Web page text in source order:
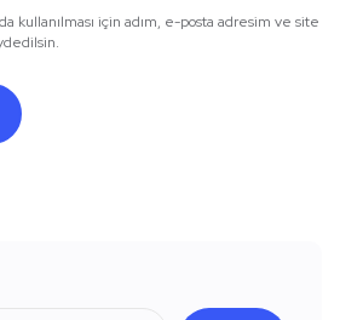
kullanılması için adım, e-posta adresim ve site